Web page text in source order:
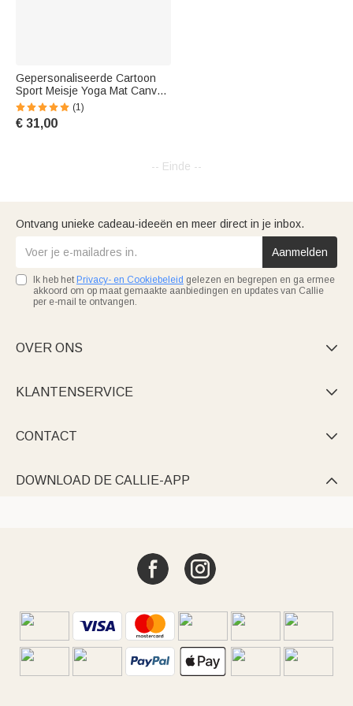
Gepersonaliseerde Cartoon
Sport Meisje Yoga Mat Canvas
Opbergtas met Naam voor
Gym Workout Grote Capaciteit
Verjaardag Sportcadeau voor
(1)
€ 31,00
-- Einde --
Ontvang unieke cadeau-ideeën en meer direct in je inbox.
Aanmelden
Ik heb het Privacy- en Cookiebeleid gelezen en begrepen en ga ermee
akkoord om op maat gemaakte aanbiedingen en updates van Callie
per e-mail te ontvangen.
OVER ONS 
KLANTENSERVICE 
CONTACT 
DOWNLOAD DE CALLIE-APP 